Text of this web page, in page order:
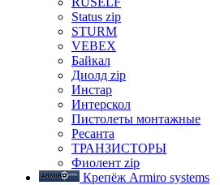
Status zip
STURM
VEBEX
Байкал
Диолд zip
Инстар
Интерскол
Пистолеты монтажные
Ресанта
ТРАНЗИСТОРЫ
Фиолент zip
Крепёж Armiro systems